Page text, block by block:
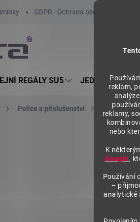
reklam,
reklamy,
nebo
K
Google,
Používání
–
analytické
GDPR - Ochrana osobních údajů
REGÁLY SU5
Police a příslušenství Police